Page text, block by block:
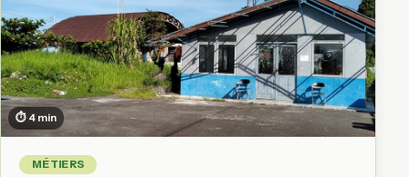
⏱ 4 min
MÉTIERS